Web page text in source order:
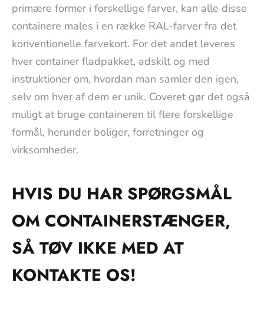
primære former i forskellige farver, kan alle disse
containere males i en række RAL-farver fra det
konventionelle farvekort. For det andet leveres
hver container fladpakket, adskilt og med
instruktioner om, hvordan man samler den igen,
selv om hver af dem er unik. Coveret gør det også
muligt at bruge containeren til flere forskellige
formål, herunder boliger, forretninger og
virksomheder.
HVIS DU HAR SPØRGSMÅL
OM CONTAINERSTÆNGER,
SÅ TØV IKKE MED AT
KONTAKTE OS!